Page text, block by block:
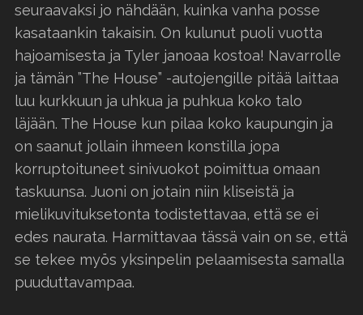
seuraavaksi jo nähdään, kuinka vanha posse
kasataankin takaisin. On kulunut puoli vuotta
hajoamisesta ja Tyler janoaa kostoa! Navarrolle
ja tämän ”The House” -autojengille pitää laittaa
luu kurkkuun ja uhkua ja puhkua koko talo
läjään. The House kun pilaa koko kaupungin ja
on saanut jollain ihmeen konstilla jopa
korruptoituneet sinivuokot poimittua omaan
taskuunsa. Juoni on jotain niin kliseistä ja
mielikuvituksetonta todistettavaa, että se ei
edes naurata. Harmittavaa tässä vain on se, että
se tekee myös yksinpelin pelaamisesta samalla
puuduttavampaa.